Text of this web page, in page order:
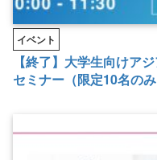
イベント
【終了】大学生向けア
セミナー（限定10名のみ